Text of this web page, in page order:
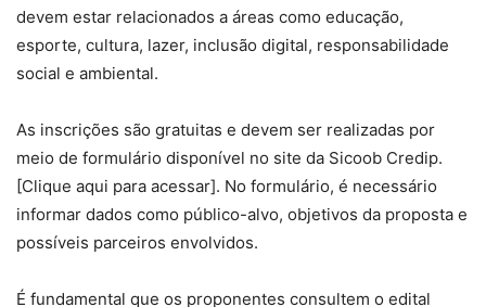
devem estar relacionados a áreas como educação,
esporte, cultura, lazer, inclusão digital, responsabilidade
social e ambiental.
As inscrições são gratuitas e devem ser realizadas por
meio de formulário disponível no site da Sicoob Credip.
[Clique aqui para acessar]. No formulário, é necessário
informar dados como público-alvo, objetivos da proposta e
possíveis parceiros envolvidos.
É fundamental que os proponentes consultem o edital